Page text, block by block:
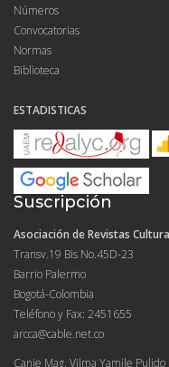
Números
Convocatorias
Normas
Biblioteca
ESTADISTICAS
Suscripción
Asociación de Revistas
Transv.19 Bis No.45D-23
Barrio Palermo
Bogotá-Colombia
Teléfono y Fax: 2451655
arcca@cable.net.co
Canje Mag. Vilma Yamile